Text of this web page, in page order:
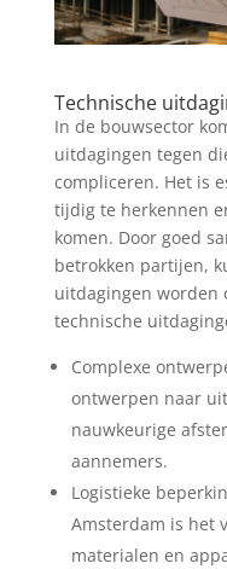
Technische
In de bouwsector
uitdagingen tegen
compliceren. Het is
tijdig te herkennen
komen. Door goed
betrokken partijen,
uitdagingen worden
technische
Complexe
ontwerpen naar
nauwkeurige
aannemers.
Logistieke
Amsterdam is het
materialen en